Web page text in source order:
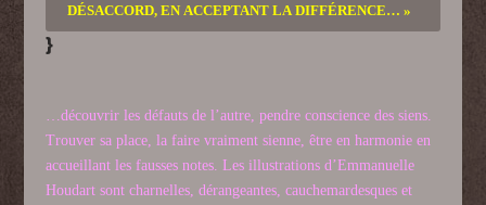
DÉSACCORD, EN ACCEPTANT LA DIFFÉRENCE… »
}
…découvrir les défauts de l’autre, pendre conscience des siens.
Trouver sa place, la faire vraiment sienne, être en harmonie en
accueillant les fausses notes. Les illustrations d’Emmanuelle
Houdart sont charnelles, dérangeantes, cauchemardesques et